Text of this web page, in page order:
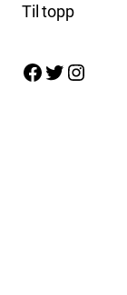
Til topp
Facebook Twitter Instagram